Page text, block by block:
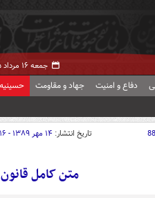
جمعه ۱۶ مرداد ۱۴۰۵ -
دفاع و امنیت جهاد و مقاومت حسینیه
تاریخ انتشار: ۱۴ مهر ۱۳۸۹ - ۱۳:۱۶
متن کامل